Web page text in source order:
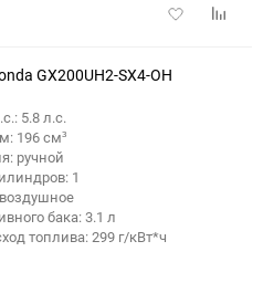
Добавить
GX200UH2-SX4-OH
5.8 л.с.
196 см³
ручной
1
бака: 3.1 л
топлива: 299 г/кВт*ч